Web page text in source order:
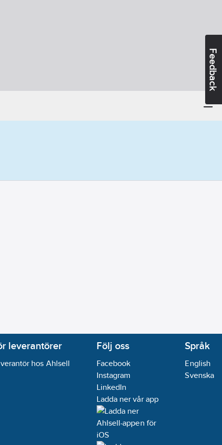
Feedback
leverantörer
hos Ahlsell
Följ oss
Facebook
Instagram
LinkedIn
Ladda ner vår app
Språk
English
Svenska